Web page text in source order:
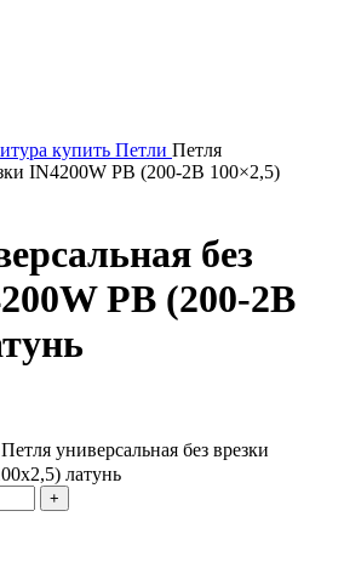
купить Петли Петля
IN4200W PB (200-2B 100×2,5)
без
PB (200-2B
универсальная без врезки
латунь